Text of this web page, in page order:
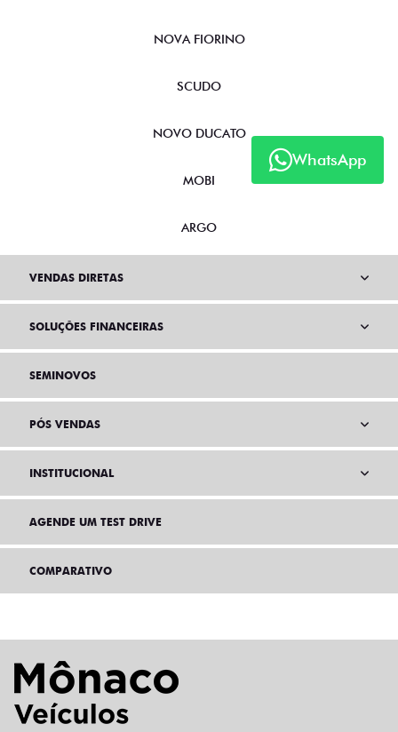
WhatsApp
NOVA FIORINO
SCUDO
NOVO DUCATO
MOBI
ARGO
VENDAS DIRETAS
SOLUÇÕES FINANCEIRAS
SEMINOVOS
PÓS VENDAS
INSTITUCIONAL
AGENDE UM TEST DRIVE
COMPARATIVO